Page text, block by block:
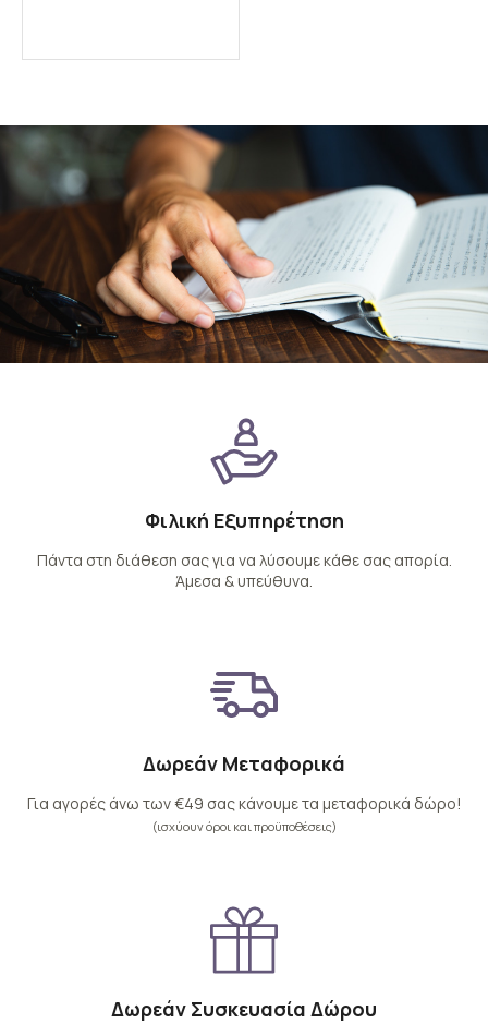
Φιλική Εξυπηρέτηση
Πάντα στη διάθεση σας για να λύσουμε κάθε σας απορία.
Άμεσα & υπεύθυνα.
Δωρεάν Μεταφορικά
Για αγορές άνω των €49 σας κάνουμε τα μεταφορικά δώρο!
(ισχύουν όροι και προϋποθέσεις)
Δωρεάν Συσκευασία Δώρου